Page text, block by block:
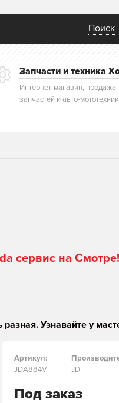
Поиск
Запчасти и техника
Интернет-магазин, продажа
запчастей и авто-
сервис на
Узнавайте у
Артикул:
JDA884V
JD
Под заказ